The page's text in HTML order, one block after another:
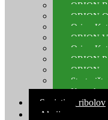
ORION
ORION
Orion
ORION
Orion
ORION
ORION
Start
Kontakt
Savjeti za ribolov
Akcija